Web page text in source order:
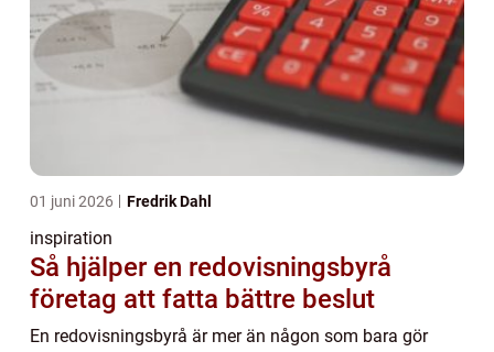
01 juni 2026 Fredrik Dahl
inspiration
Så hjälper en redovisningsbyrå
företag att fatta bättre beslut
En redovisningsbyrå är mer än någon som bara gör